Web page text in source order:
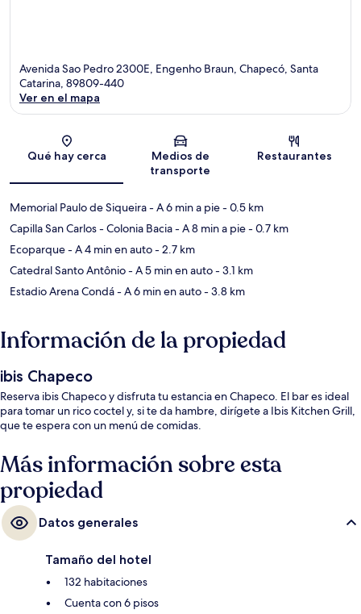
Avenida Sao Pedro 2300E, Engenho Braun, Chapecó, Santa
Catarina, 89809-440
Ver en el mapa
Qué hay cerca
Medios de
transporte
Restaurantes
Memorial Paulo de Siqueira- A 6 min a pie- 0.5 km
Capilla San Carlos - Colonia Bacia- A 8 min a pie- 0.7 km
Ecoparque- A 4 min en auto- 2.7 km
Catedral Santo Antônio- A 5 min en auto- 3.1 km
Estadio Arena Condá- A 6 min en auto- 3.8 km
Información de la propiedad
ibis Chapeco
Reserva ibis Chapeco y disfruta tu estancia en Chapeco. El bar es ideal
para tomar un rico coctel y, si te da hambre, dirígete a Ibis Kitchen Grill,
que te espera con un menú de comidas.
Más información sobre esta
propiedad
Datos generales
Tamaño del hotel
132 habitaciones
Cuenta con 6 pisos